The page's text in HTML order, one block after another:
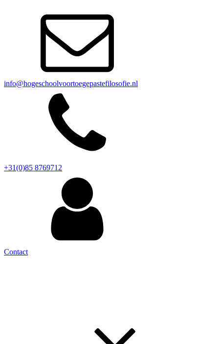
info@hogeschoolvoortoegepastefilosofie.nl
+31(0)85 8769712
Contact